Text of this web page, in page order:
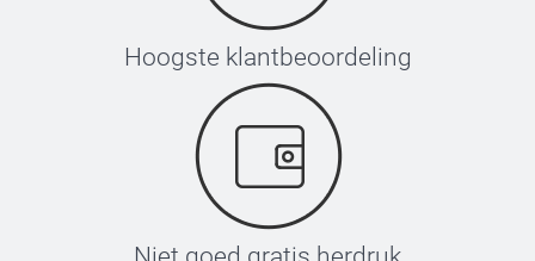
Hoogste klantbeoordeling